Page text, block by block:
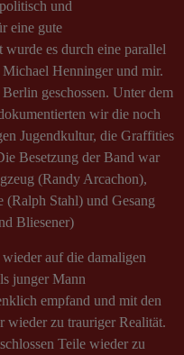
und
eine gute
es durch eine parallel
Henninger und mir.
geschossen. Unter dem
wir die noch
Jugendkultur, die Graffities
Besetzung der Band war
(Randy Arcachon),
Stahl) und Gesang
Bliesener)
auf die damaligen
junger Mann
empfand und mit den
wieder zu trauriger Realität.
Teile wieder zu